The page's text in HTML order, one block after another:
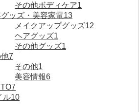
その他ボディケア1
ッズ・美容家電13
メイクアップグッズ12
ヘアグッズ1
その他グッズ1
7
その他1
美容情報6
7
ル10